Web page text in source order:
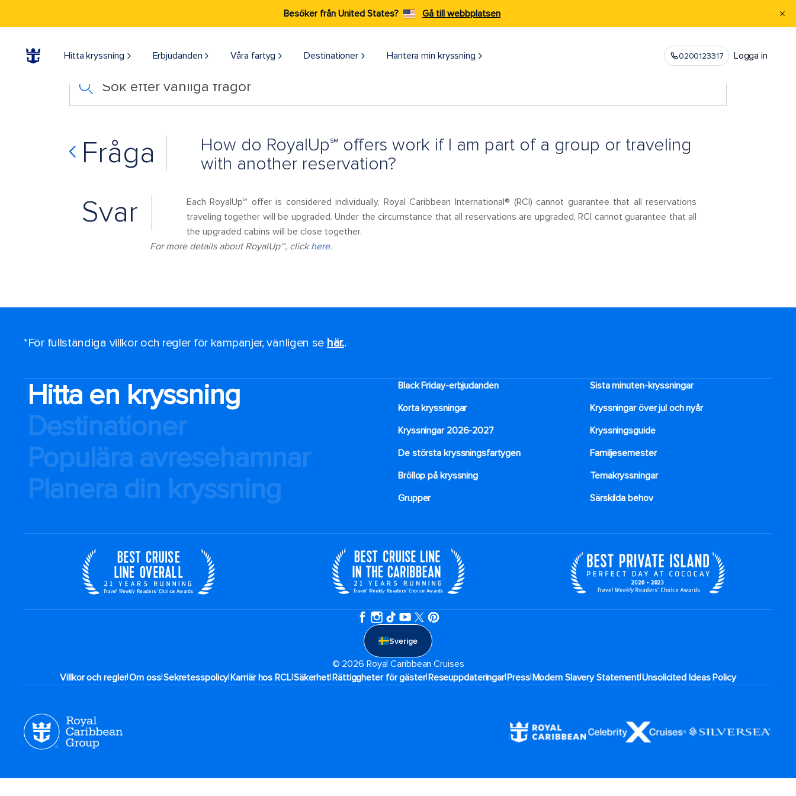
Besöker från United States? Gå till webbplatsen
Hitta kryssning Erbjudanden Våra fartyg Destinationer Hantera min kryssning 0200123317 Logga in
Sök efter vanliga frågor
Fråga
How do RoyalUp℠ offers work if I am part of a group or traveling
with another reservation?
Svar
Each RoyalUp℠ offer is considered individually, Royal Caribbean International® (RCI) cannot guarantee that all reservations
traveling together will be upgraded. Under the circumstance that all reservations are upgraded, RCI cannot guarantee that all
the upgraded cabins will be close together.
For more details about RoyalUp℠, clickhere.
*För fullständiga villkor och regler för kampanjer, vänligen se här..
Hitta en kryssning
Destinationer
Populära avresehamnar
Planera din kryssning
Black Friday-erbjudanden
Sista minuten-kryssningar
Korta kryssningar
Kryssningar över jul och nyår
Kryssningar 2026-2027
Kryssningsguide
De största kryssningsfartygen
Familjesemester
Bröllop på kryssning
Temakryssningar
Grupper
Särskilda behov
Sverige
© 2026 Royal Caribbean Cruises
Villkor och regler|Om oss|Sekretesspolicy|Karriär hos RCL|Säkerhet|Rättiggheter för gäster|Reseuppdateringar​|Press|Modern Slavery Statement|Unsolicited Ideas Policy